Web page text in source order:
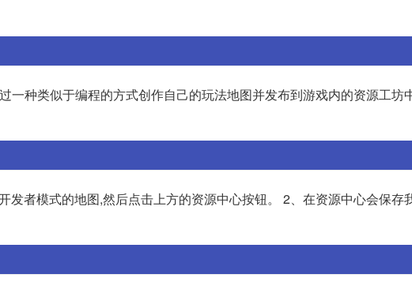
一种类似于编程的方式创作自己的玩法地图并发布到游戏内的资源工坊
发者模式的地图,然后点击上方的资源中心按钮。 2、在资源中心会保存